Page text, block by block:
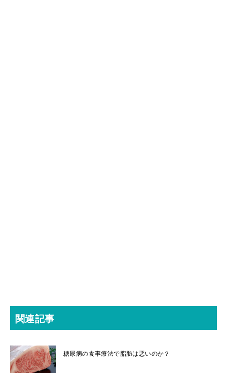
関連記事
糖尿病の食事療法で脂肪は悪いのか？